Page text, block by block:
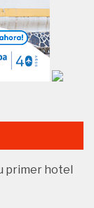
primer hotel